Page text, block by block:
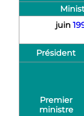
juin
Président
Premier
ministre